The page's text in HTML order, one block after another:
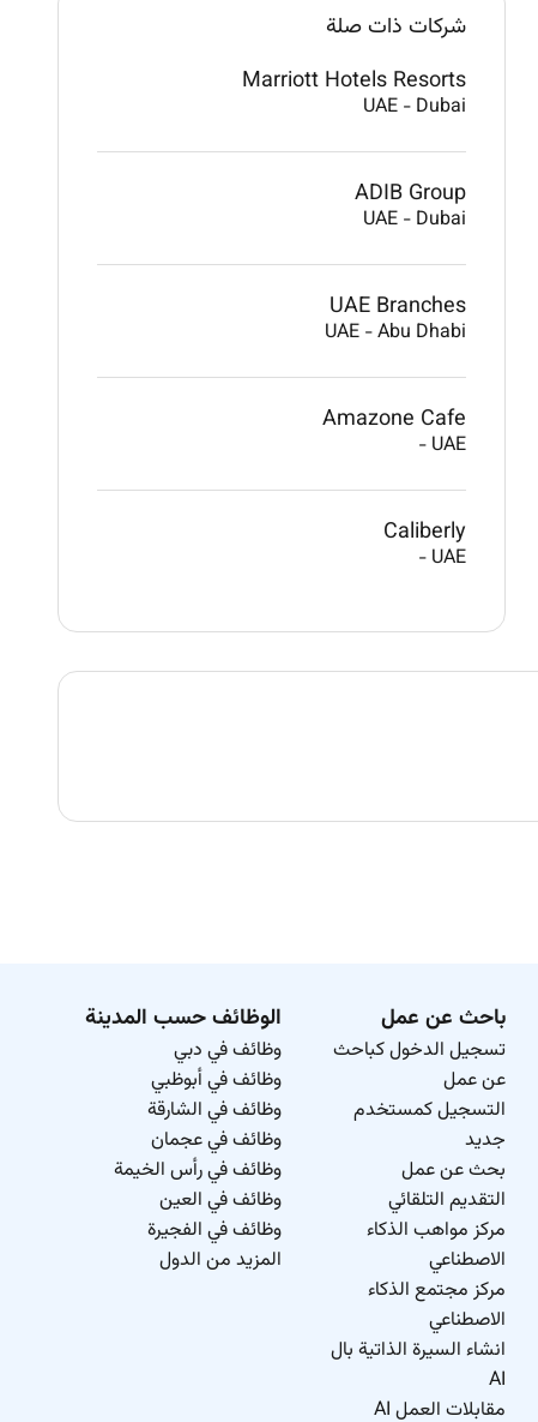
شركات ذات صلة
Marriott Hotels Resorts
UAE - Dubai
ADIB Group
UAE - Dubai
UAE Branches
UAE -Abu Dhabi
Amazone Cafe
UAE
-
Caliberly
UAE
-
باحث عن عمل
تسجيل الدخول كباحث
عن عمل
التسجيل كمستخدم
جديد
بحث عن عمل
التقديم التلقائي
مركز مواهب الذكاء
الاصطناعي
مركز مجتمع الذكاء
الاصطناعي
انشاء السيرة الذاتية بال
AI
مقابلات العمل AI
الوظائف حسب المدينة
وظائف في دبي
وظائف في أبوظبي
وظائف في الشارقة
وظائف في عجمان
وظائف في رأس الخيمة
وظائف في العين
وظائف في الفجيرة
المزيد من الدول